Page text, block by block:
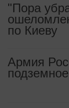
"Пора
по Киеву
Армия